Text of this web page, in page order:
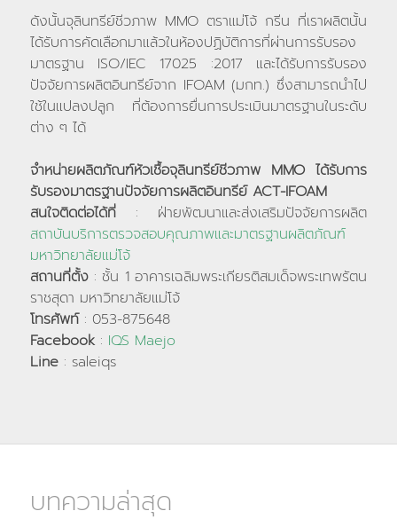
ดังนั้นจุลินทรีย์ชีวภาพ MMO ตราแม่โจ้ กรีน ที่เราผลิตนั้น
ได้รับการคัดเลือกมาแล้วในห้องปฏิบัติการที่ผ่านการรับรอง
มาตรฐาน ISO/IEC 17025 :2017 และได้รับการรับรอง
ปัจจัยการผลิตอินทรีย์จาก IFOAM (มกท.) ซึ่งสามารถนำไป
ใช้ในแปลงปลูก ที่ต้องการยื่นการประเมินมาตรฐานในระดับ
ต่าง ๆ ได้
จำหน่ายผลิตภัณฑ์หัวเชื้อจุลินทรีย์ชีวภาพ MMO ได้รับการ
รับรองมาตรฐานปัจจัยการผลิตอินทรีย์ ACT-IFOAM
สนใจติดต่อได้ที่: ฝ่ายพัฒนาและส่งเสริมปัจจัยการผลิต
สถาบันบริการตรวจสอบคุณภาพและมาตรฐานผลิตภัณฑ์
มหาวิทยาลัยแม่โจ้
สถานที่ตั้ง: ชั้น 1 อาคารเฉลิมพระเกียรติสมเด็จพระเทพรัตน
ราชสุดา มหาวิทยาลัยแม่โจ้
โทรศัพท์: 053-875648
Facebook: IQS Maejo
Line: saleiqs
บทความล่าสุด